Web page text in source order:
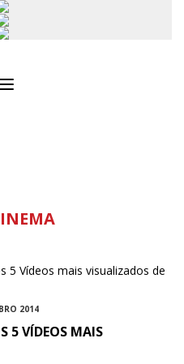
2014
5 VÍDEOS MAIS